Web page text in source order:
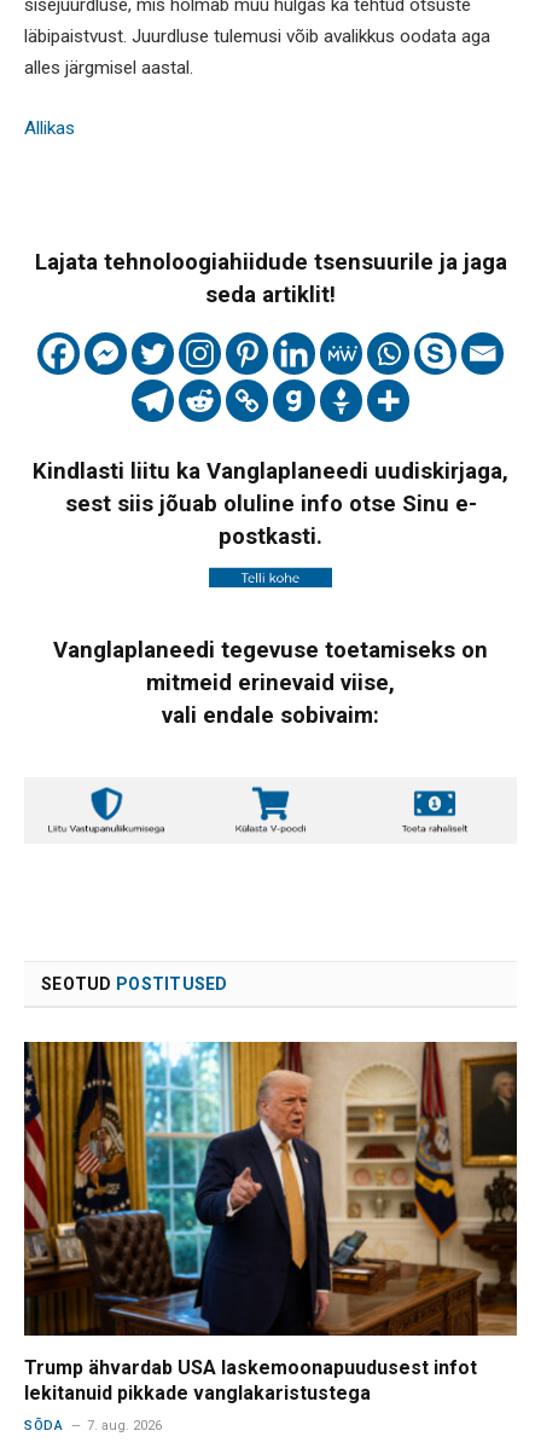
sisejuurdluse, mis hõlmab muu hulgas ka tehtud otsuste
läbipaistvust. Juurdluse tulemusi võib avalikkus oodata aga
alles järgmisel aastal.
Allikas
Lajata tehnoloogiahiidude tsensuurile ja jaga
seda artiklit!
Kindlasti liitu ka Vanglaplaneedi uudiskirjaga,
sest siis jõuab oluline info otse Sinu e-
postkasti.
Vanglaplaneedi tegevuse toetamiseks on
mitmeid erinevaid viise,
vali endale sobivaim:
SEOTUD POSTITUSED
Trump ähvardab USA laskemoonapuudusest infot
lekitanuid pikkade vanglakaristustega
SÕDA 7. aug. 2026